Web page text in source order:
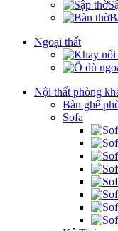
Ngoại thất
Nội thất phòng
Bàn ghế
Sofa